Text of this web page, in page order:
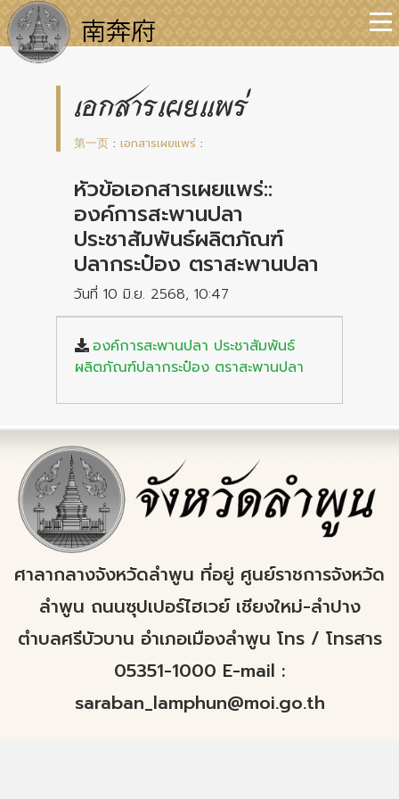
เอกสารเผยแพร่
第一页 : เอกสารเผยแพร่ :
หัวข้อเอกสารเผยแพร่::
องค์การสะพานปลา
ประชาสัมพันธ์ผลิตภัณฑ์
ปลากระป๋อง ตราสะพานปลา
วันที่ 10 มิ.ย. 2568, 10:47
องค์การสะพานปลา ประชาสัมพันธ์
ผลิตภัณฑ์ปลากระป๋อง ตราสะพานปลา
ศาลากลางจังหวัดลำพูน ที่อยู่ ศูนย์ราชการจังหวัด
ลำพูน ถนนซุปเปอร์ไฮเวย์ เชียงใหม่-ลำปาง
ตำบลศรีบัวบาน อำเภอเมืองลำพูน โทร / โทรสาร
05351-1000 E-mail :
saraban_lamphun@moi.go.th